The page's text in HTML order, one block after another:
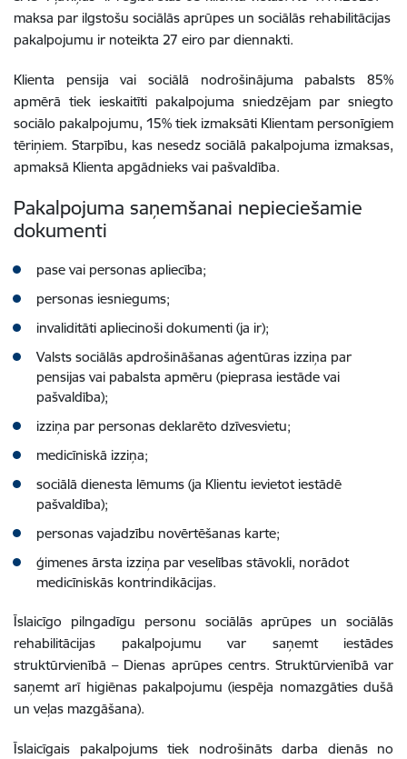
maksa par ilgstošu sociālās aprūpes un sociālās rehabilitācijas
pakalpojumu ir noteikta 27 eiro par diennakti.
Klienta pensija vai sociālā nodrošinājuma pabalsts 85%
apmērā tiek ieskaitīti pakalpojuma sniedzējam par sniegto
sociālo pakalpojumu, 15% tiek izmaksāti Klientam personīgiem
tēriņiem. Starpību, kas nesedz sociālā pakalpojuma izmaksas,
apmaksā Klienta apgādnieks vai pašvaldība.
Pakalpojuma saņemšanai nepieciešamie
dokumenti
pase vai personas apliecība;
personas iesniegums;
invaliditāti apliecinoši dokumenti (ja ir);
Valsts sociālās apdrošināšanas aģentūras izziņa par
pensijas vai pabalsta apmēru (pieprasa iestāde vai
pašvaldība);
izziņa par personas deklarēto dzīvesvietu;
medicīniskā izziņa;
sociālā dienesta lēmums (ja Klientu ievietot iestādē
pašvaldība);
personas vajadzību novērtēšanas karte;
ģimenes ārsta izziņa par veselības stāvokli, norādot
medicīniskās kontrindikācijas.
Īslaicīgo pilngadīgu personu sociālās aprūpes un sociālās
rehabilitācijas pakalpojumu var saņemt iestādes
struktūrvienībā – Dienas aprūpes centrs. Struktūrvienībā var
saņemt arī higiēnas pakalpojumu (iespēja nomazgāties dušā
un veļas mazgāšana).
Īslaicīgais pakalpojums tiek nodrošināts darba dienās no